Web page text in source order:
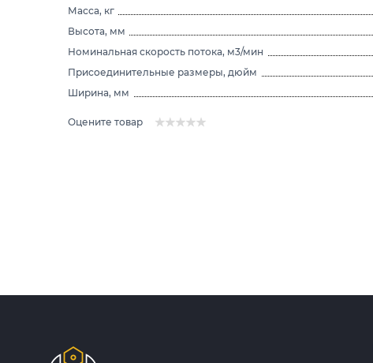
Масса, кг
Высота, мм
Номинальная скорость потока, м3/мин
Присоединительные размеры, дюйм
Ширина, мм
Оцените товар